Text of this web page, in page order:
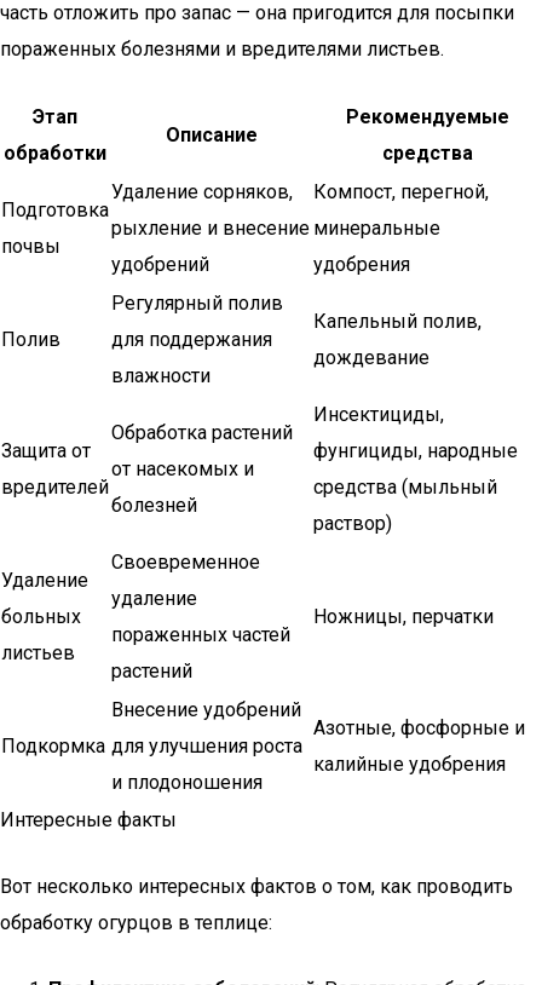
часть отложить про запас — она пригодится для посыпки
пораженных болезнями и вредителями листьев.
Этап
обработки
Описание
Рекомендуемые
средства
Подготовка
почвы
Удаление сорняков,
рыхление и внесение
удобрений
Компост, перегной,
минеральные
удобрения
Полив
Регулярный полив
для поддержания
влажности
Капельный полив,
дождевание
Защита от
вредителей
Обработка растений
от насекомых и
болезней
Инсектициды,
фунгициды, народные
средства (мыльный
раствор)
Удаление
больных
листьев
Своевременное
удаление
пораженных частей
растений
Ножницы, перчатки
Подкормка
Внесение удобрений
для улучшения роста
и плодоношения
Азотные, фосфорные и
калийные удобрения
Интересные факты
Вот несколько интересных фактов о том, как проводить
обработку огурцов в теплице: